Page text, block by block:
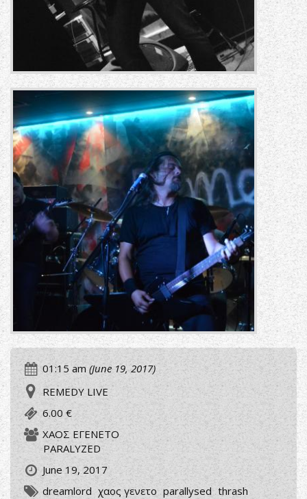
01:15 am (June 19, 2017)
REMEDY LIVE
6.00 €
ΧΑΟΣ ΕΓΕΝΕΤΟ
PARALYZED
June 19, 2017
dreamlord χαος γενετο parallysed thrash